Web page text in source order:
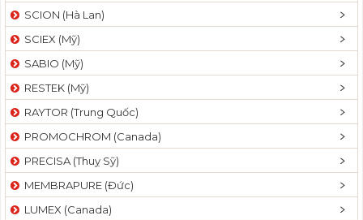
SCION (Hà Lan)
SCIEX (Mỹ)
SABIO (Mỹ)
RESTEK (Mỹ)
RAYTOR (Trung Quốc)
PROMOCHROM (Canada)
PRECISA (Thuỵ Sỹ)
MEMBRAPURE (Đức)
LUMEX (Canada)